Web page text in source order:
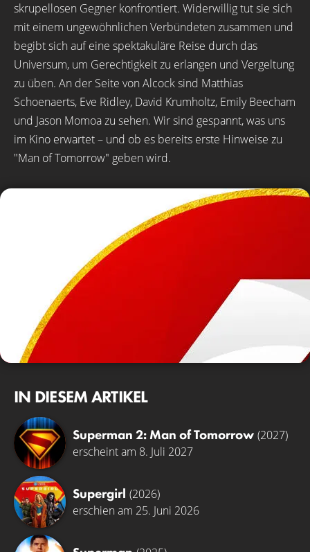
skrupellosen Gegner konfrontiert. Widerwillig tut sie sich
mit einem ungewöhnlichen Verbündeten zusammen und
begibt sich auf eine spektakuläre Reise durch das
Universum, um Gerechtigkeit zu erlangen und Vergeltung
zu üben. An der Seite von Alcock sind Matthias
Schoenaerts, Eve Ridley, David Krumholtz, Emily Beecham
und Jason Momoa zu sehen. Wir sind gespannt, was uns
im Kino erwartet – und ob es bereits erste Hinweise zu
"Man of Tomorrow" geben wird.
IN DIESEM ARTIKEL
Superman 2: Man of Tomorrow (2027)
erscheint am 8. Juli 2027
Supergirl (2026)
erschien am 25. Juni 2026